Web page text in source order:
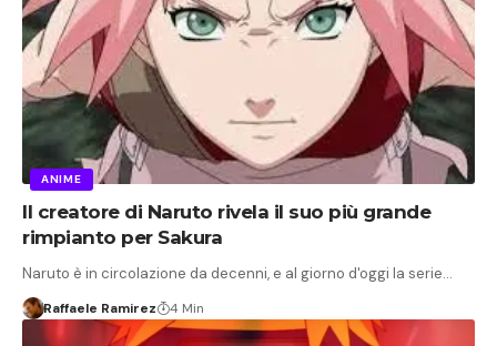
ANIME
Il creatore di Naruto rivela il suo più grande
rimpianto per Sakura
Naruto è in circolazione da decenni, e al giorno d'oggi la serie…
Raffaele Ramirez 4 Min